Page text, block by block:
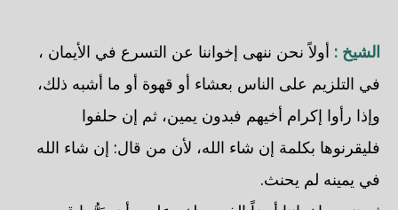
الشيخ : أولاً نحن ننهى إخواننا عن التسرع في الأيمان ،
في التلزيم على الناس بعشاء أو قهوة أو ما أشبه ذلك،
وإذا رأوا إكرام أخيهم فبدون يمين، ثم إن حلفوا
فليقرنوها بكلمة إن شاء الله، لأن من قال: إن شاء الله
في يمينه لم يحنث.